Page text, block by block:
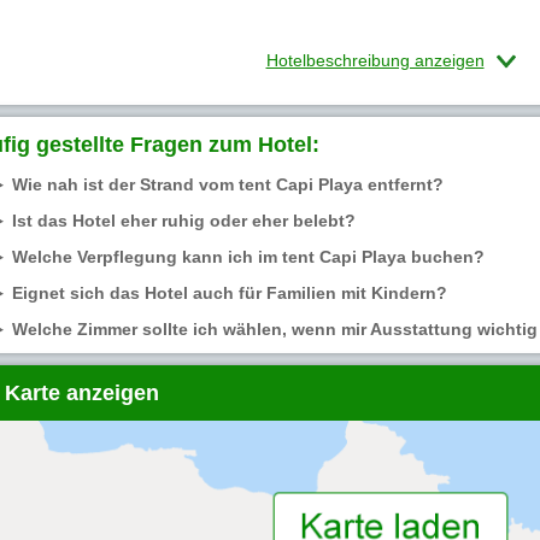
Hotelbeschreibung anzeigen
gestellte Fragen zum Hotel:
Wie nah ist der Strand vom tent Capi Playa entfernt?
Ist das Hotel eher ruhig oder eher belebt?
Welche Verpflegung kann ich im tent Capi Playa buchen?
Eignet sich das Hotel auch für Familien mit Kindern?
Welche Zimmer sollte ich wählen, wenn mir Ausstattung
anzeigen